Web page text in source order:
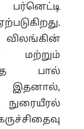
விலங்கின்
மற்றும்
பால்
இதனால்,
நுரையீரல்